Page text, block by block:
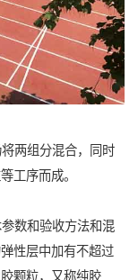
两组分混合，同时
工序而成。
数和验收方法和混
性层中加有不超过
颗粒，又称纯胶